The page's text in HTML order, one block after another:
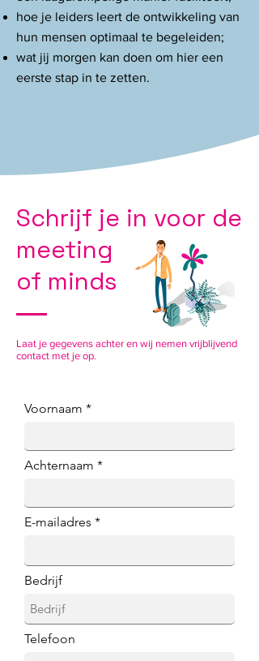
hoe je leiders leert de ontwikkeling van
hun mensen optimaal te begeleiden;
wat jij morgen kan doen om hier een
eerste stap in te zetten.
Schrijf je in voor de
meeting
of minds
Laat je gegevens achter en wij nemen vrijblijvend
contact met je op.
Voornaam
Achternaam
E-mailadres
Bedrijf
Telefoon